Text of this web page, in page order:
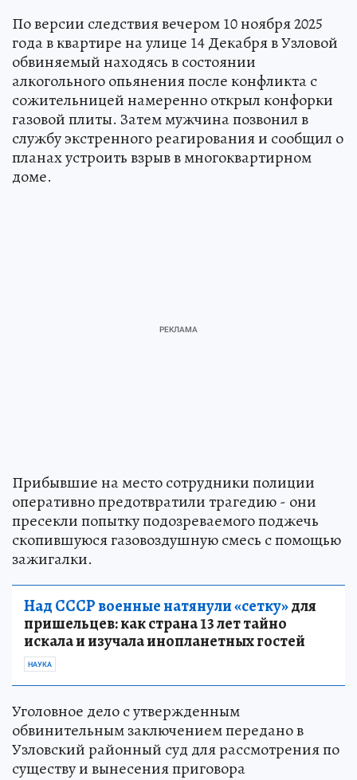
По версии следствия вечером 10 ноября 2025
года в квартире на улице 14 Декабря в Узловой
обвиняемый находясь в состоянии
алкогольного опьянения после конфликта с
сожительницей намеренно открыл конфорки
газовой плиты. Затем мужчина позвонил в
службу экстренного реагирования и сообщил о
планах устроить взрыв в многоквартирном
доме.
Прибывшие на место сотрудники полиции
оперативно предотвратили трагедию - они
пресекли попытку подозреваемого поджечь
скопившуюся газовоздушную смесь с помощью
зажигалки.
Над СССР военные натянули «сетку»для
пришельцев: как страна 13 лет тайно
искала и изучала инопланетных гостей
НАУКА
Уголовное дело с утвержденным
обвинительным заключением передано в
Узловский районный суд для рассмотрения по
существу и вынесения приговора